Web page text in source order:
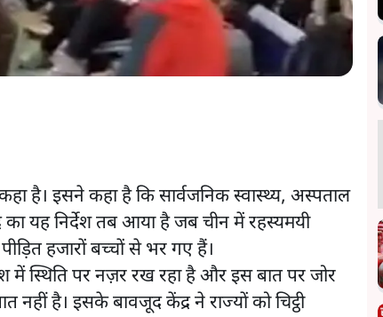
है। इसने कहा है कि सार्वजनिक स्वास्थ्य, अस्पताल
का यह निर्देश तब आया है जब चीन में रहस्यमयी
हजारों बच्चों से भर गए हैं।
में स्थिति पर नज़र रख रहा है और इस बात पर जोर
नहीं है। इसके बावजूद केंद्र ने राज्यों को चिट्ठी